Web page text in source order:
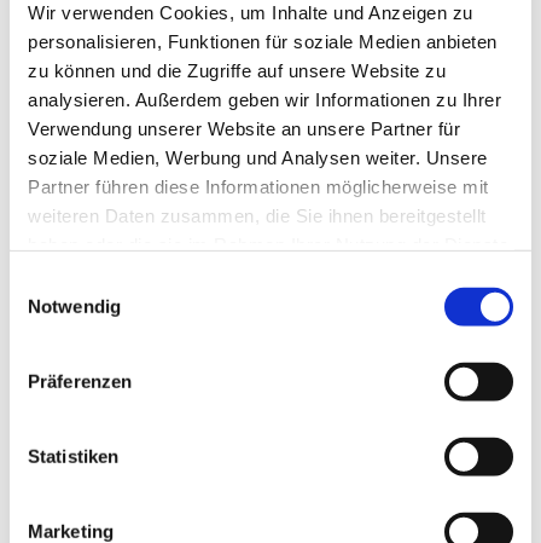
Wir verwenden Cookies, um Inhalte und Anzeigen zu
personalisieren, Funktionen für soziale Medien anbieten
zu können und die Zugriffe auf unsere Website zu
analysieren. Außerdem geben wir Informationen zu Ihrer
Verwendung unserer Website an unsere Partner für
soziale Medien, Werbung und Analysen weiter. Unsere
Partner führen diese Informationen möglicherweise mit
weiteren Daten zusammen, die Sie ihnen bereitgestellt
Notwendig
Präferenzen
Statistiken
Marketing